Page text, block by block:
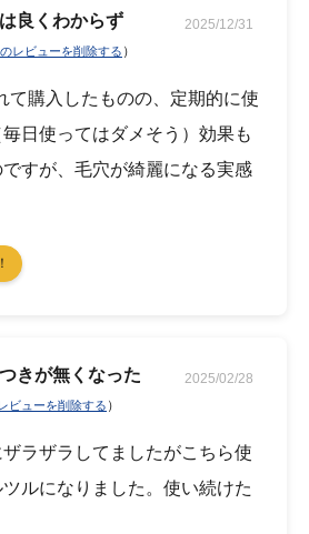
良くわからず 2025/12/31
のレビューを削除する ）
て購入したものの、定期的に使
日使ってはダメそう）効果も
すが、毛穴が綺麗になる実感
きが無くなった 2025/02/28
ビューを削除する ）
ラザラしてましたがこちら使
ルになりました。使い続けた